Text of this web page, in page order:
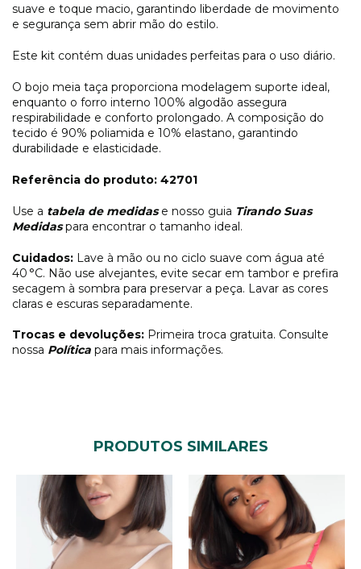
suave e toque macio, garantindo liberdade de movimento
e segurança sem abrir mão do estilo.
Este kit contém duas unidades perfeitas para o uso diário.
O bojo meia taça proporciona modelagem suporte ideal,
enquanto o forro interno 100% algodão assegura
respirabilidade e conforto prolongado. A composição do
tecido é 90% poliamida e 10% elastano, garantindo
durabilidade e elasticidade.
Referência do produto: 42701
Use a tabela de medidase nosso guia Tirando Suas
Medidaspara encontrar o tamanho ideal.
Cuidados: Lave à mão ou no ciclo suave com água até
40 °C. Não use alvejantes, evite secar em tambor e prefira
secagem à sombra para preservar a peça. Lavar as cores
claras e escuras separadamente.
Trocas e devoluções: Primeira troca gratuita. Consulte
nossa Política para mais informações.
PRODUTOS SIMILARES